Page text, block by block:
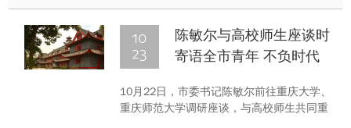
波江丰电子材料股份有限公司与重庆大学联
合攻关的“超高纯铝钛铜钽金属溅射靶材制备
技术及应用”项目荣获国家技术发明奖二等
10
23
陈敏尔与高校师生座谈时
寄语全市青年 不负时代
放青春风采
10月22日，市委书记陈敏尔前往重庆大学、
重庆师范大学调研座谈，与高校师生共同重